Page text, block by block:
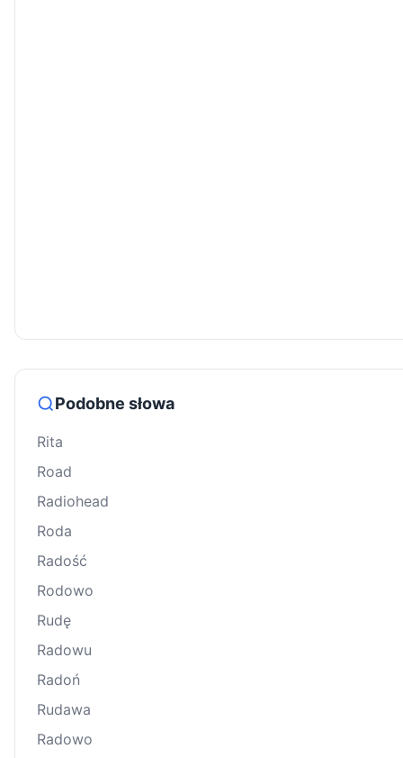
Podobne słowa
Rita
Road
Radiohead
Roda
Radość
Rodowo
Rudę
Radowu
Radoń
Rudawa
Radowo